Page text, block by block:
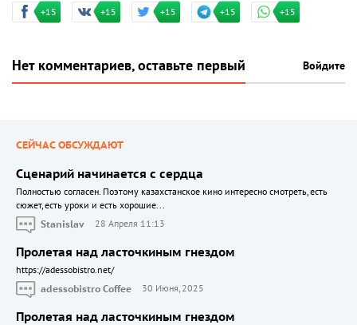
+15 +15 +15 +15 +15
Нет комментариев, оставьте первый Войдите
СЕЙЧАС ОБСУЖДАЮТ
Сценарий начинается с сердца
Полностью согласен. Поэтому казахстанское кино интересно смотреть, есть
сюжет, есть уроки и есть хорошие...
Stanislav
28 Апреля 11:13
Пролетая над ласточкиным гнездом
https://adessobistro.net/
adessobistro Coffee
30 Июня, 2025
Пролетая над ласточкиным гнездом